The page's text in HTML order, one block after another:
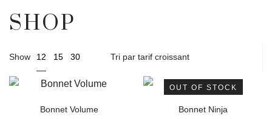
SHOP
Show 12 15 30
Bonnet Volume
OUT OF STOCK
Bonnet Ninja